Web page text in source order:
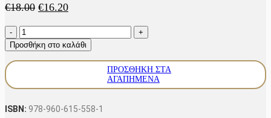
€18.00 Original
€18.00.
€16.20Η
είναι:
€16.20.
Πολιτική
του
Τόπου
-
ποσότητα
Προσθήκη στο καλάθι
ΠΡΟΣΘΉΚΗ ΣΤΑ
ΑΓΑΠΗΜΈΝΑ
ISBN: 978-960-615-558-1